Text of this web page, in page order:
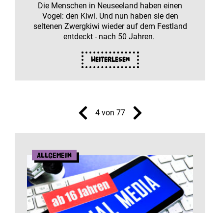
Die Menschen in Neuseeland haben einen
Vogel: den Kiwi. Und nun haben sie den
seltenen Zwergkiwi wieder auf dem Festland
entdeckt - nach 50 Jahren.
Weiterlesen
4 von 77
Allgemein